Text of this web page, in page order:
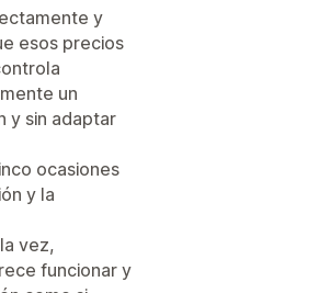
y
esos precios
un
y sin adaptar
ocasiones
y la
vez,
funcionar y